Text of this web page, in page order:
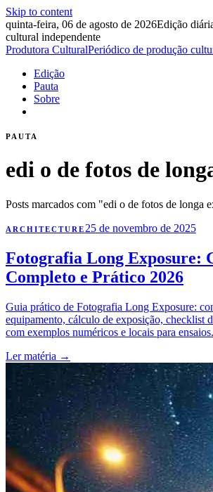
Skip to content
quinta-feira, 06 de agosto de 2026Edição
cultural independente
Produtora CulturalPeriódico de produção
Edição
Pauta
Sobre
PAUTA
edi o de fotos de
Posts marcados com "edi o de fotos de longa
ARCHITECTURE 25 de novembro de 2025
Fotografia Long Exposure:
Completo e Prático 2026
Guia prático de Fotografia Long Exposure:
equipamento, cálculo de exposição, checklist
com exemplos numéricos e locais para ensaios.
Ler matéria →